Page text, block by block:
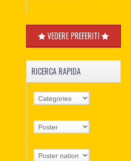
VEDERE PREFERITI
RICERCA RAPIDA